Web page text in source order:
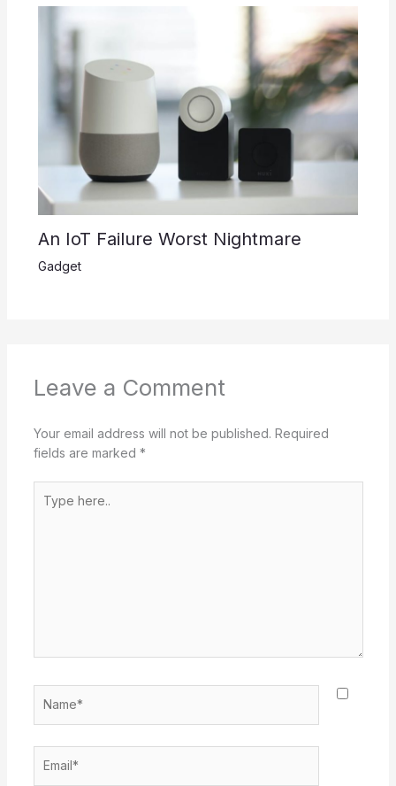
An IoT Failure Worst Nightmare
Gadget
Leave a Comment
Your email address will not be published. Required
fields are marked *
here..